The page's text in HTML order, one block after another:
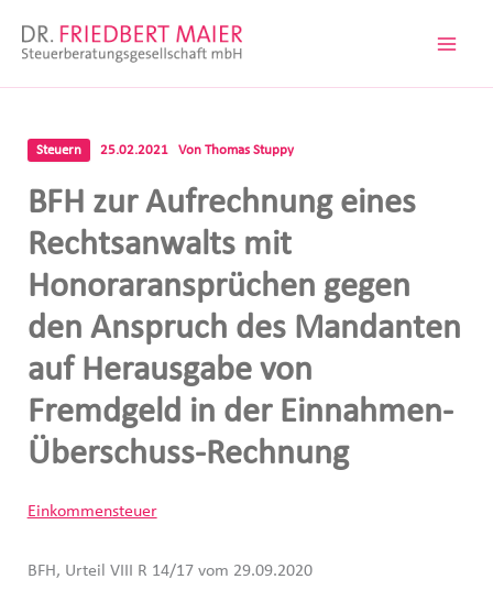
Inhalt
Steuern 25.02.2021 Von Thomas Stuppy
BFH zur Aufrechnung eines
Rechtsanwalts mit
Honoraransprüchen gegen
den Anspruch des Mandanten
auf Herausgabe von
Fremdgeld in der Einnahmen-
Überschuss-Rechnung
Einkommensteuer
BFH, Urteil VIII R 14/17 vom 29.09.2020